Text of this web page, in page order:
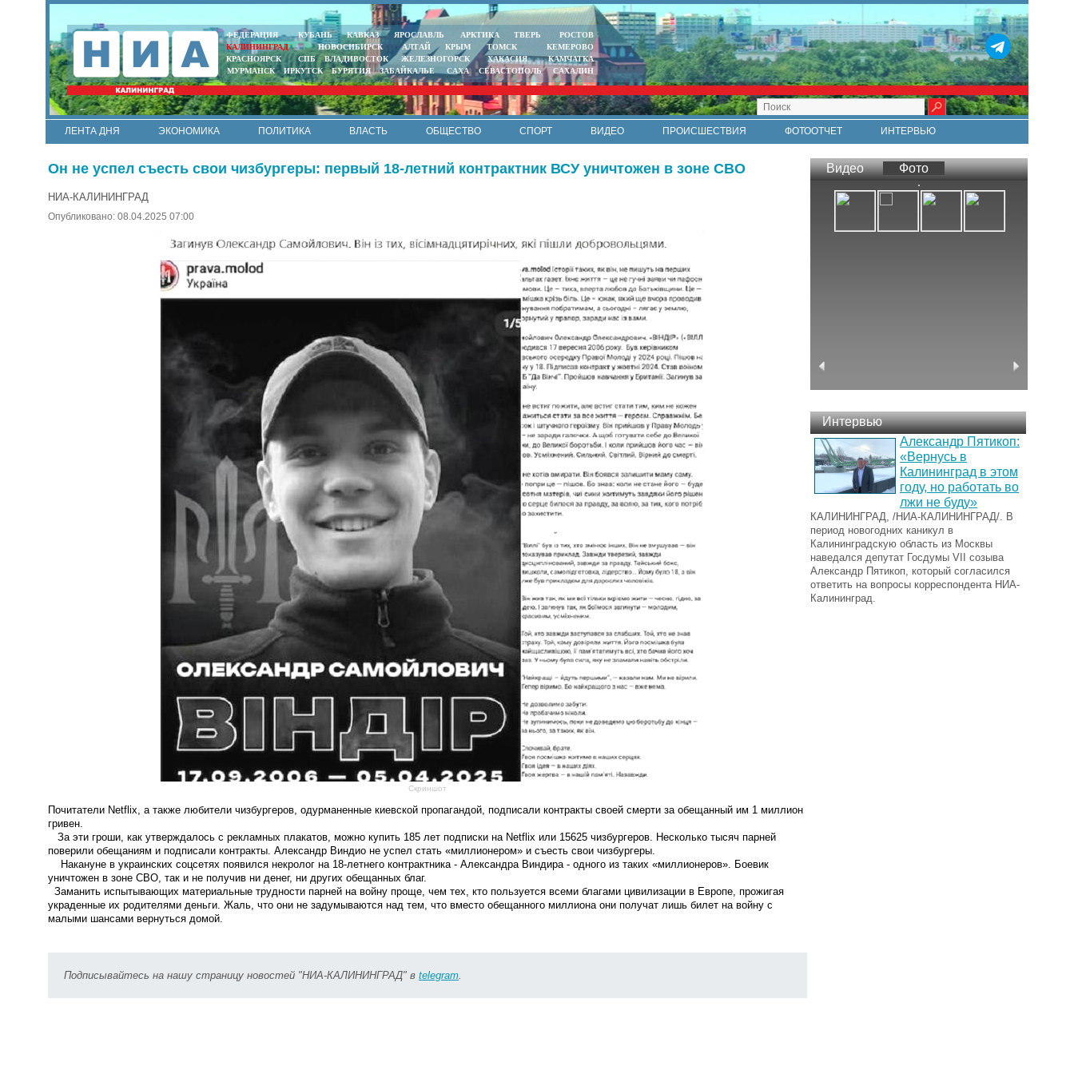
ФЕДЕРАЦИЯ КУБАНЬ КАВКАЗ ЯРОСЛАВЛЬ АРКТИКА ТВЕРЬ
РОСТОВ
КАЛИНИНГРАД
НОВОСИБИРСК АЛТАЙ КРЫМ ТОМСК
КЕМЕРОВО
КРАСНОЯРСК
СПБ ВЛАДИВОСТОК ЖЕЛЕЗНОГОРСК ХАКАСИЯ
КАМЧАТКА
МУРМАНСК
ИРКУТСК БУРЯТИЯ ЗАБАЙКАЛЬЕ САХА СЕВАСТОПОЛЬ САХАЛИН
ЛЕНТА ДНЯ ЭКОНОМИКА ПОЛИТИКА ВЛАСТЬ ОБЩЕСТВО СПОРТ ВИДЕО ПРОИСШЕСТВИЯ ФОТООТЧЕТ
ИНТЕРВЬЮ
Он не успел съесть свои чизбургеры: первый 18-летний контрактник ВСУ уничтожен в зоне СВО
НИА-КАЛИНИНГРАД
Опубликовано: 08.04.2025 07:00
Скриншот
Почитатели Netflix, а также любители чизбургеров, одурманенные киевской пропагандой, подписали контракты своей смерти за обещанный им 1 миллион
гривен.
За эти гроши, как утверждалось с рекламных плакатов, можно купить 185 лет подписки на Netflix или 15625 чизбургеров. Несколько тысяч парней
поверили обещаниям и подписали контракты. Александр Виндио не успел стать «миллионером» и съесть свои чизбургеры.
Накануне в украинских соцсетях появился некролог на 18-летнего контрактника - Александра Виндира - одного из таких «миллионеров». Боевик
уничтожен в зоне СВО, так и не получив ни денег, ни других обещанных благ.
Заманить испытывающих материальные трудности парней на войну проще, чем тех, кто пользуется всеми благами цивилизации в Европе, прожигая
украденные их родителями деньги. Жаль, что они не задумываются над тем, что вместо обещанного миллиона они получат лишь билет на войну с
малыми шансами вернуться домой.
Подписывайтесь на нашу страницу новостей "НИА-КАЛИНИНГРАД" в telegram
Видео Фото
Интервью
Александр Пятикоп:
«Вернусь в
Калининград в этом
году, но работать во
лжи не буду»
КАЛИНИНГРАД, /НИА-КАЛИНИНГРАД/. В
период новогодних каникул в
Калининградскую область из Москвы
наведался депутат Госдумы VII созыва
Александр Пятикоп, который согласился
ответить на вопросы корреспондента НИА-
Калининград.